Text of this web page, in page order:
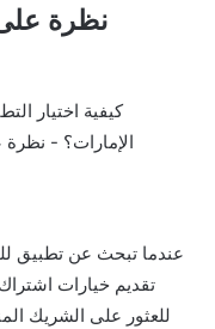
نظرة
عندما تبحث عن تطبيق
تقديم خيارات
للعثور على الشريك